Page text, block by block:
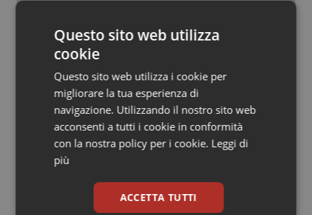
Veneto
Oncoematologia
Oncologia & Nutrizione
Psoriasi & pelle
Quotidiano Cardiologia
Quotidiano Chirurgia
alla salute della mammella: accordo
quadro da 48 milioni per tecnologie e
Breast Unit
West Nile, quinto caso in provincia di
Oristano
Ultime analisi e review da QS Pro
Questo sito web utilizza
cookie
Questo sito web utilizza i cookie per
migliorare la tua esperienza di
navigazione. Utilizzando il nostro sito web
acconsenti a tutti i cookie in conformità
con la nostra policy per i cookie. Leggi di
più
ACCETTA TUTTI